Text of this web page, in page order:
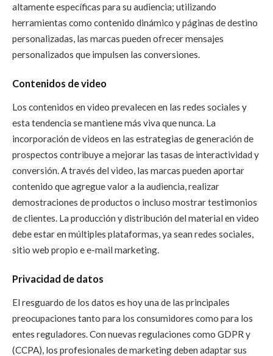
altamente específicas para su audiencia; utilizando
herramientas como contenido dinámico y páginas de destino
personalizadas, las marcas pueden ofrecer mensajes
personalizados que impulsen las conversiones.
Contenidos de video
Los contenidos en video prevalecen en las redes sociales y
esta tendencia se mantiene más viva que nunca. La
incorporación de videos en las estrategias de generación de
prospectos contribuye a mejorar las tasas de interactividad y
conversión. A través del video, las marcas pueden aportar
contenido que agregue valor a la audiencia, realizar
demostraciones de productos o incluso mostrar testimonios
de clientes. La producción y distribución del material en video
debe estar en múltiples plataformas, ya sean redes sociales,
sitio web propio e e-mail marketing.
Privacidad de datos
El resguardo de los datos es hoy una de las principales
preocupaciones tanto para los consumidores como para los
entes reguladores. Con nuevas regulaciones como GDPR y
(CCPA), los profesionales de marketing deben adaptar sus